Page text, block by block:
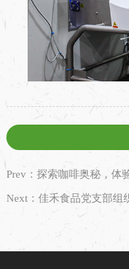
Next：佳禾食品党支部组